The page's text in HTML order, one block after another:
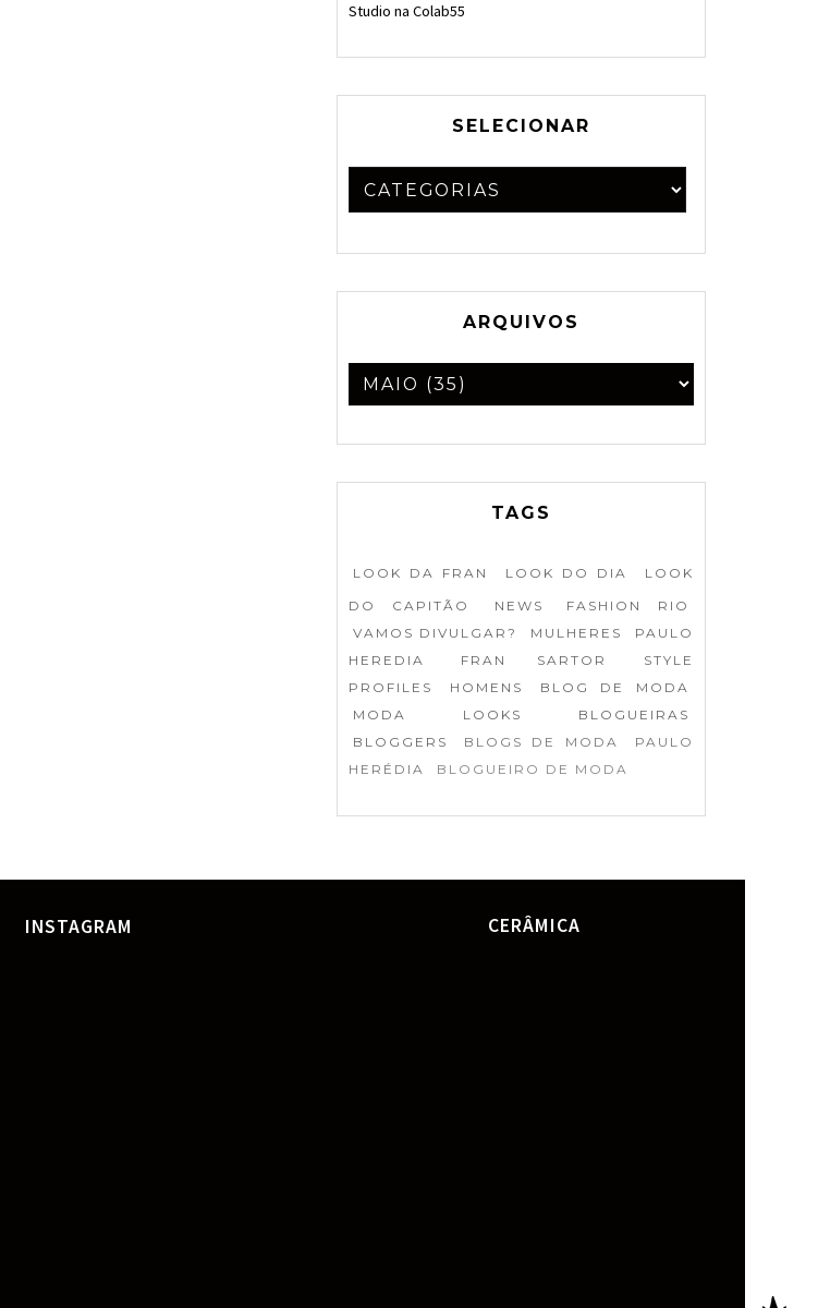
Studio na Colab55
SELECIONAR
ARQUIVOS
TAGS
LOOK DA FRAN LOOK DO DIA
LOOK
DO CAPITÃO
NEWS
FASHION RIO
VAMOS DIVULGAR?
MULHERES
PAULO
HEREDIA
FRAN SARTOR
STYLE
PROFILES
HOMENS
BLOG DE MODA
MODA
LOOKS
BLOGUEIRAS
BLOGGERS
BLOGS DE MODA
PAULO
HERÉDIA
BLOGUEIRO DE MODA
INSTAGRAM CERÂMICA